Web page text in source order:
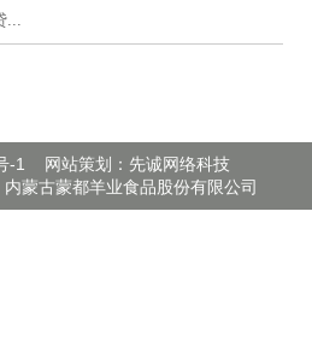
...
-1
网站策划：先诚网络科技
蒙古蒙都羊业食品股份有限公司